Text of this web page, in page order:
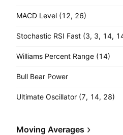
MACD Level (12, 26)
Stochastic RSI Fast (3, 3, 14,
Williams Percent Range (14)
Bull Bear Power
Ultimate Oscillator (7, 14, 28)
Moving Averages